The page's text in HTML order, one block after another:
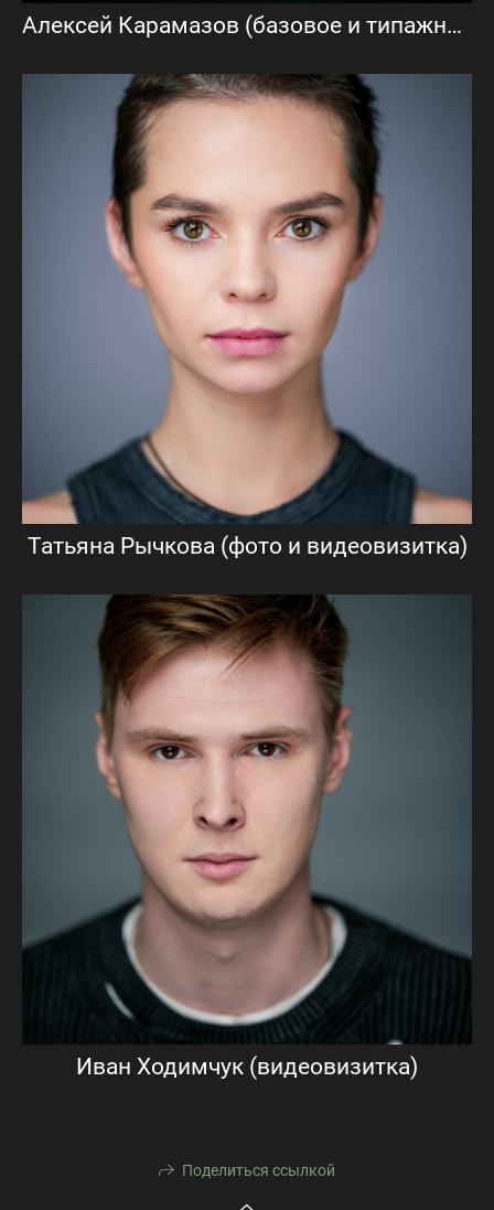
Алексей Карамазов (базовое и типажное актёрское портфолио)
Татьяна Рычкова (фото и видеовизитка)
Иван Ходимчук (видеовизитка)
Поделиться ссылкой